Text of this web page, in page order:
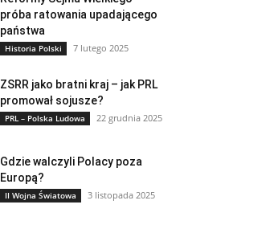
próba ratowania upadającego
państwa
Historia Polski 7 lutego 2025
ZSRR jako bratni kraj – jak PRL
promował sojusze?
PRL – Polska Ludowa 22 grudnia 2025
Gdzie walczyli Polacy poza
Europą?
II Wojna Światowa 3 listopada 2025